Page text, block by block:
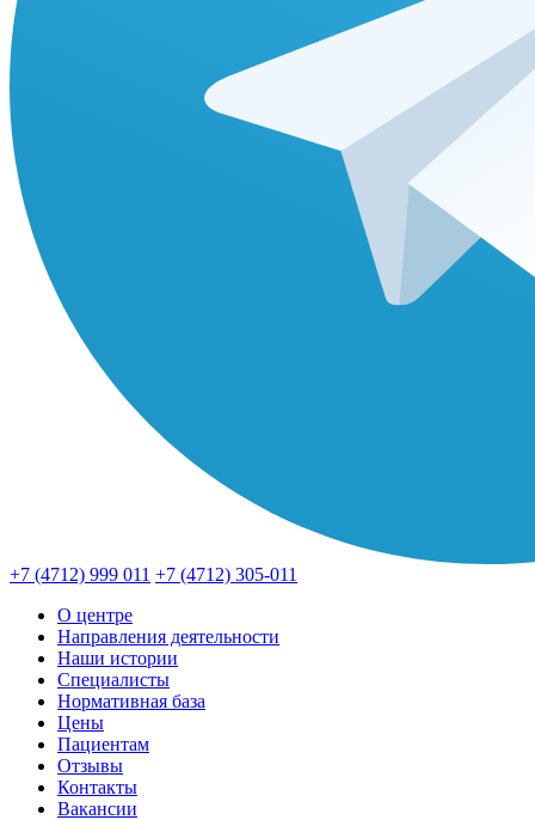
+7 (4712) 999 011 +7 (4712) 305-011
О центре
Направления деятельности
Наши истории
Специалисты
Нормативная база
Цены
Пациентам
Отзывы
Контакты
Вакансии